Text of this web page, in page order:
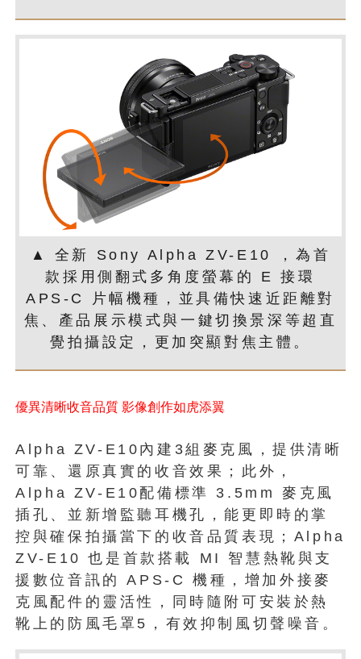
▲ 全新 Sony Alpha ZV-E10 ，為首
款採用側翻式多角度螢幕的 E 接環
APS-C 片幅機種，並具備快速近距離對
焦、產品展示模式與一鍵切換景深等超直
覺拍攝設定，更加突顯對焦主體。
優異清晰收音品質 影像創作如虎添翼
Alpha ZV-E10內建3組麥克風，提供清晰
可靠、還原真實的收音效果；此外，
Alpha ZV-E10配備標準 3.5mm 麥克風
插孔、並新增監聽耳機孔，能更即時的掌
控與確保拍攝當下的收音品質表現；Alpha
ZV-E10 也是首款搭載 MI 智慧熱靴與支
援數位音訊的 APS-C 機種，增加外接麥
克風配件的靈活性，同時隨附可安裝於熱
靴上的防風毛罩5，有效抑制風切聲噪音。